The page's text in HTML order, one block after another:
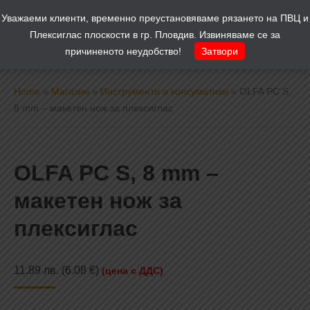
Home » Магазин » Инструменти и консумативи » OLFA PC S,
8 mm – макетен нож за плексиглас
OLFA PC S, 8 mm –
макетен нож за
плексиглас
11.89 лв. (6.08 €) (цена с ДДС)
Уважаеми клиенти, временно преустановяваме рязането на ПВЦ и
Плексиглас плоскости в гр. Пловдив. Извиняваме се за
причиненото неудобство!
Затвори